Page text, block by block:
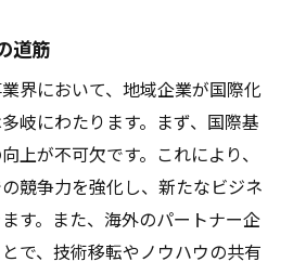
トにおける技術移転の実例
たらす国際的な協力関係
が先導する技術移転の未来
る技術移転のベストプラクテ
スを活かした福岡県のプラン
道筋
界において、地域企業が国際化
岐にわたります。まず、国際基
上が不可欠です。これにより、
競争力を強化し、新たなビジネ
す。また、海外のパートナー企
で、技術移転やノウハウの共有